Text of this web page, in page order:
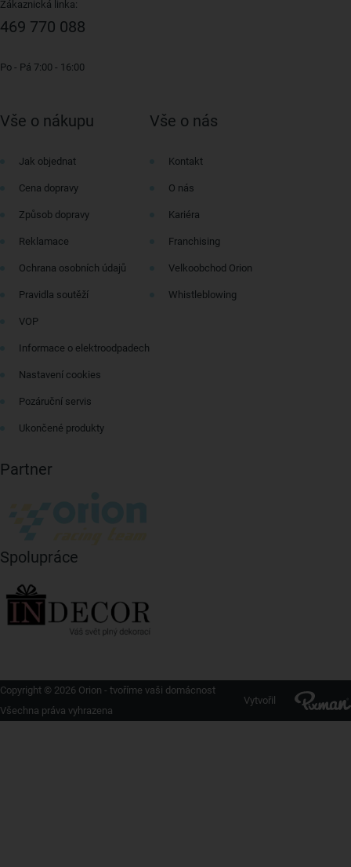
Zákaznická linka:
469 770 088
Po - Pá 7:00 - 16:00
Vše o nákupu
Jak objednat
Cena dopravy
Způsob dopravy
Reklamace
Ochrana osobních údajů
Pravidla soutěží
VOP
Informace o elektroodpadech
Nastavení cookies
Pozáruční servis
Ukončené produkty
Vše o nás
Kontakt
O nás
Kariéra
Franchising
Velkoobchod Orion
Whistleblowing
Partner
Spolupráce
Copyright © 2026 Orion - tvoříme vaši domácnost
Všechna práva vyhrazena
Vytvořil